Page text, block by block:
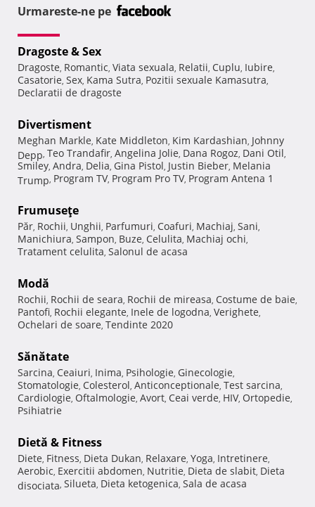
Urmareste-ne pe
Dragoste & Sex
Dragoste, Romantic, Viata sexuala, Relatii, Cuplu, Iubire,
Casatorie, Sex, Kama Sutra, Pozitii sexuale Kamasutra,
Declaratii de dragoste
Divertisment
Meghan Markle, Kate Middleton, Kim Kardashian, Johnny
Depp, Teo Trandafir, Angelina Jolie, Dana Rogoz, Dani Otil,
Smiley, Andra, Delia, Gina Pistol, Justin Bieber, Melania
Trump, Program TV, Program Pro TV, Program Antena 1
Frumuseţe
Păr, Rochii, Unghii, Parfumuri, Coafuri, Machiaj, Sani,
Manichiura, Sampon, Buze, Celulita, Machiaj ochi,
Tratament celulita, Salonul de acasa
Modă
Rochii, Rochii de seara, Rochii de mireasa, Costume de baie,
Pantofi, Rochii elegante, Inele de logodna, Verighete,
Ochelari de soare, Tendinte 2020
Sănătate
Sarcina, Ceaiuri, Inima, Psihologie, Ginecologie,
Stomatologie, Colesterol, Anticonceptionale, Test sarcina,
Cardiologie, Oftalmologie, Avort, Ceai verde, HIV, Ortopedie,
Psihiatrie
Dietă & Fitness
Diete, Fitness, Dieta Dukan, Relaxare, Yoga, Intretinere,
Aerobic, Exercitii abdomen, Nutritie, Dieta de slabit, Dieta
disociata, Silueta, Dieta ketogenica, Sala de acasa